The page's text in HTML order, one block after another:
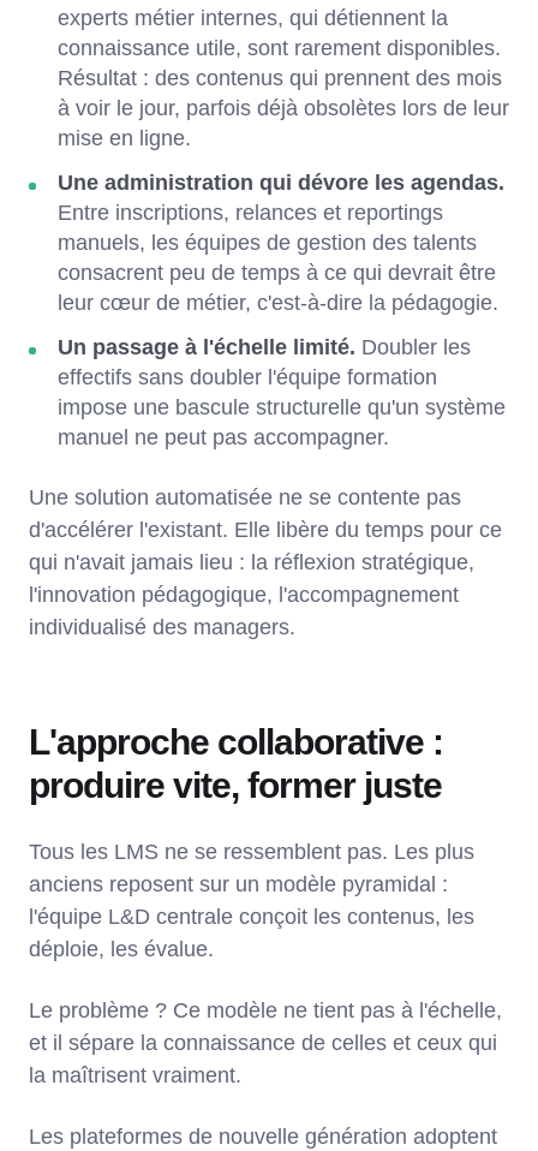
experts métier internes, qui détiennent la
connaissance utile, sont rarement disponibles.
Résultat : des contenus qui prennent des mois
à voir le jour, parfois déjà obsolètes lors de leur
mise en ligne.
Une administration qui dévore les agendas.
Entre inscriptions, relances et reportings
manuels, les équipes de gestion des talents
consacrent peu de temps à ce qui devrait être
leur cœur de métier, c'est-à-dire la pédagogie.
Un passage à l'échelle limité. Doubler les
effectifs sans doubler l'équipe formation
impose une bascule structurelle qu'un système
manuel ne peut pas accompagner.
Une solution automatisée ne se contente pas
d'accélérer l'existant. Elle libère du temps pour ce
qui n'avait jamais lieu : la réflexion stratégique,
l'innovation pédagogique, l'accompagnement
individualisé des managers.
L'approche collaborative :
produire vite, former juste
Tous les LMS ne se ressemblent pas. Les plus
anciens reposent sur un modèle pyramidal :
l'équipe L&D centrale conçoit les contenus, les
déploie, les évalue.
Le problème ? Ce modèle ne tient pas à l'échelle,
et il sépare la connaissance de celles et ceux qui
la maîtrisent vraiment.
Les plateformes de nouvelle génération adoptent